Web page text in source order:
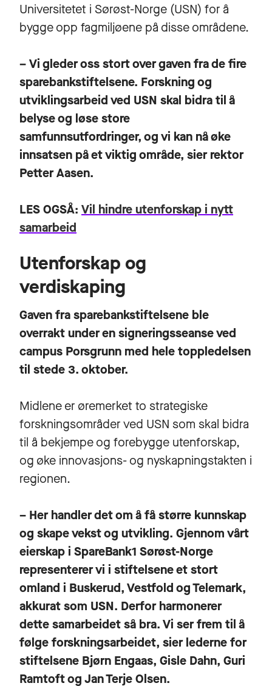
Universitetet i Sørøst-Norge (USN) for å
bygge opp fagmiljøene på disse områdene.
– Vi gleder oss stort over gaven fra de fire
sparebankstiftelsene. Forskning og
utviklingsarbeid ved USN skal bidra til å
belyse og løse store
samfunnsutfordringer, og vi kan nå øke
innsatsen på et viktig område, sier rektor
Petter Aasen.
LES OGSÅ: Vil hindre utenforskap i nytt
samarbeid
Utenforskap og
verdiskaping
Gaven fra sparebankstiftelsene ble
overrakt under en signeringsseanse ved
campus Porsgrunn med hele toppledelsen
til stede 3. oktober.
Midlene er øremerket to strategiske
forskningsområder ved USN som skal bidra
til å bekjempe og forebygge utenforskap,
og øke innovasjons- og nyskapningstakten i
regionen.
– Her handler det om å få større kunnskap
og skape vekst og utvikling. Gjennom vårt
eierskap i SpareBank1 Sørøst-Norge
representerer vi i stiftelsene et stort
omland i Buskerud, Vestfold og Telemark,
akkurat som USN. Derfor harmonerer
dette samarbeidet så bra. Vi ser frem til å
følge forskningsarbeidet, sier lederne for
stiftelsene Bjørn Engaas, Gisle Dahn, Guri
Ramtoft og Jan Terje Olsen.